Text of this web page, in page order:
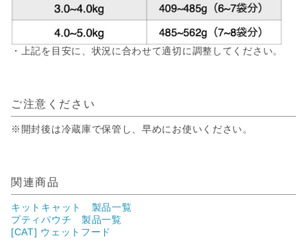
・上記を目安に、状況に合わせて適切に調整してください。
ご注意ください
※開封後は冷蔵庫で保管し、早めにお使いください。
関連商品
キットキャット 製品一覧
プティパウチ 製品一覧
[CAT] ウェットフード